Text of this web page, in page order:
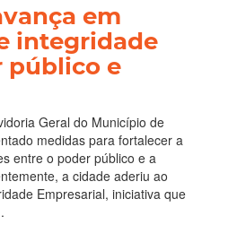
em
integridade
público e
Geral do Município de
medidas para fortalecer a
entre o poder público e a
a cidade aderiu ao
Empresarial, iniciativa que